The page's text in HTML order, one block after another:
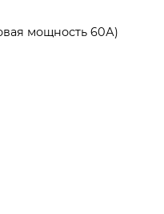
мощность 60А)